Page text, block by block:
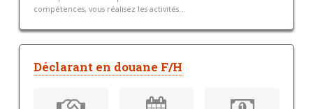
compétences, vous réalisez les activités...
Déclarant en douane F/H